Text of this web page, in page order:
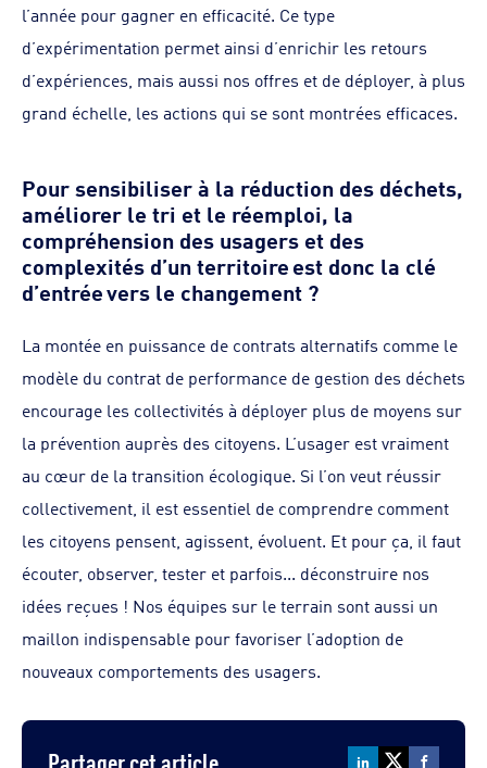
l’année pour gagner en efficacité. Ce type
d’expérimentation permet ainsi d’enrichir les retours
d’expériences, mais aussi nos offres et de déployer, à plus
grand échelle, les actions qui se sont montrées efficaces.
Pour sensibiliser à la réduction des déchets,
améliorer le tri et le réemploi, la
compréhension des usagers et des
complexités d’un territoire est donc la clé
d’entrée vers le changement ?
La montée en puissance de contrats alternatifs comme le
modèle du contrat de performance de gestion des déchets
encourage les collectivités à déployer plus de moyens sur
la prévention auprès des citoyens. L’usager est vraiment
au cœur de la transition écologique. Si l’on veut réussir
collectivement, il est essentiel de comprendre comment
les citoyens pensent, agissent, évoluent. Et pour ça, il faut
écouter, observer, tester et parfois... déconstruire nos
idées reçues ! Nos équipes sur le terrain sont aussi un
maillon indispensable pour favoriser l’adoption de
nouveaux comportements des usagers.
Partager cet article